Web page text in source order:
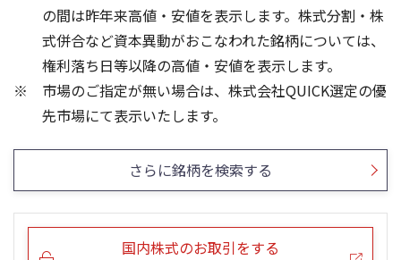
13週移動平均 26週移動平均 出来高(千)
1,400
1,600
1,700
0
150
5ヶ月移動平均 25ヶ月移動平均 出来高(千)
600
1,000
1,400
0
40
80
の間は昨年来高値・安値を表示します。株式分割・株
式併合など資本異動がおこなわれた銘柄については、
権利落ち日等以降の高値・安値を表示します。
市場のご指定が無い場合は、株式会社QUICK選定の優
先市場にて表示いたします。
さらに銘柄を検索する
国内株式のお取引をする